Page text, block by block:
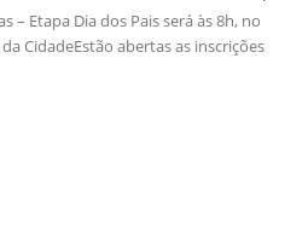
– Etapa Dia dos Pais será às 8h, no
CidadeEstão abertas as inscrições